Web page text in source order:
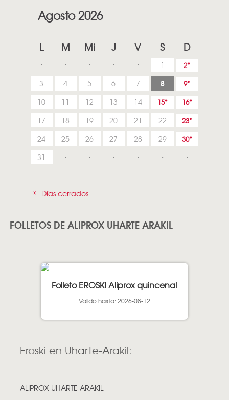
Agosto 2026
L M Mi J V S D
1 2
3 4 5 6 7 8 9
10 11 12 13 14 15 16
17 18 19 20 21 22 23
24 25 26 27 28 29 30
31
* Días cerrados
FOLLETOS DE ALIPROX UHARTE ARAKIL
Folleto EROSKI Aliprox quincenal
Valido hasta: 2026-08-12
Eroski en Uharte-Arakil:
ALIPROX UHARTE ARAKIL